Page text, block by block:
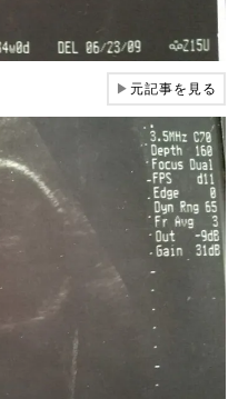
▶元記事を見る